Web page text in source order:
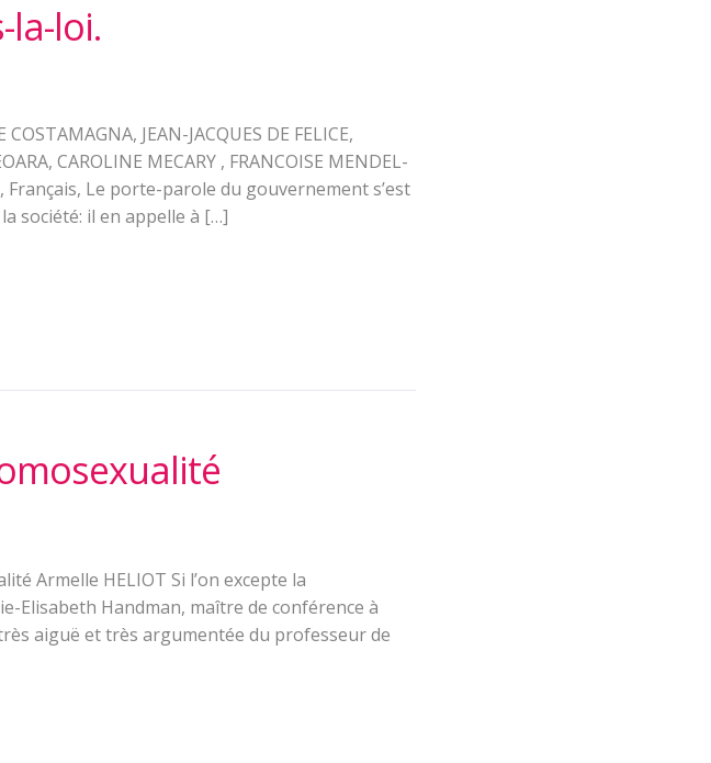
la-loi.
JEAN-JACQUES DE FELICE,
CAROLINE MECARY , FRANCOISE MENDEL-
Français, Le porte-parole du gouvernement s’est
société: il en appelle à […]
Armelle HELIOT Si l’on excepte la
Elisabeth Handman, maître de conférence à
très aiguë et très argumentée du professeur de